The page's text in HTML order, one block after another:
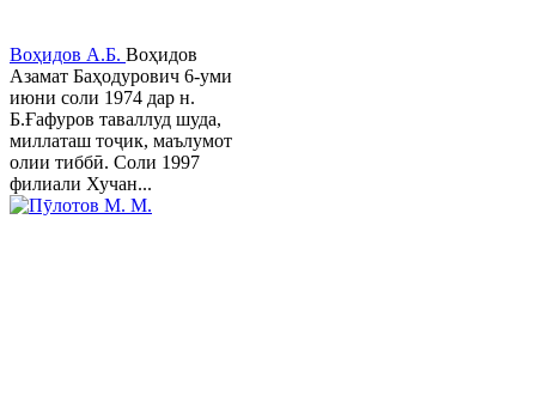
Воҳидов А.Б. Воҳидов
Азамат Баҳодурович 6-уми
июни соли 1974 дар н.
Б.Ғафуров таваллуд шуда,
миллаташ тоҷик, маълумот
олии тиббӣ. Соли 1997
филиали Хучан...